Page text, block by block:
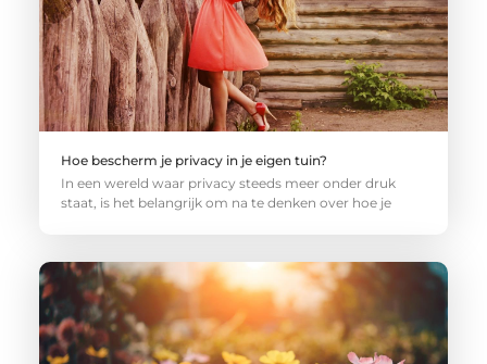
Hoe bescherm je privacy in je eigen tuin?
In een wereld waar privacy steeds meer onder druk
staat, is het belangrijk om na te denken over hoe je